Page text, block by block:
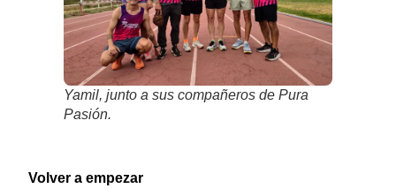
Yamil, junto a sus compañeros de Pura
Pasión.
Volver a empezar